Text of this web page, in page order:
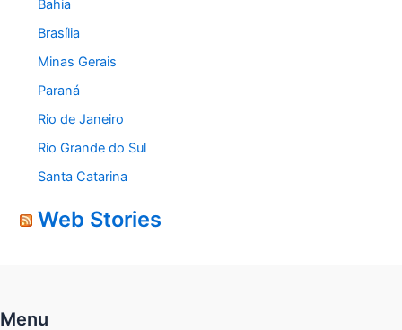
Bahia
Brasília
Minas Gerais
Paraná
Rio de Janeiro
Rio Grande do Sul
Santa Catarina
Web Stories
Menu